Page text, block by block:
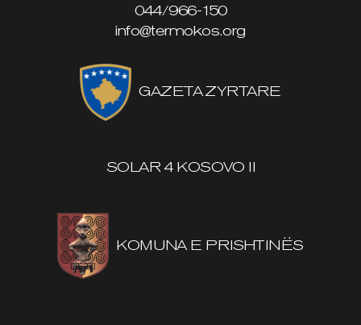
044/966-150
info@termokos.org
GAZETA ZYRTARE
SOLAR 4 KOSOVO II
KOMUNA E PRISHTINËS